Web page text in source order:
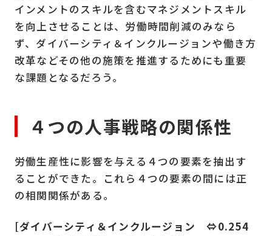
インメントのスキルを含むマネジメントスキル
を向上させることは、労働時間削減のみなら
ず、ダイバーシティ＆インクルージョンや働き方
改革などその他の施策を推進するためにも重要
な課題となるだろう。
４つの人事戦略の関係性
労働生産性に影響を与える４つの要素を抽出す
ることができた。これら４つの要素の間には正
の相関関係がある。
[ダイバーシティ＆インクルージョン ⇔0.254